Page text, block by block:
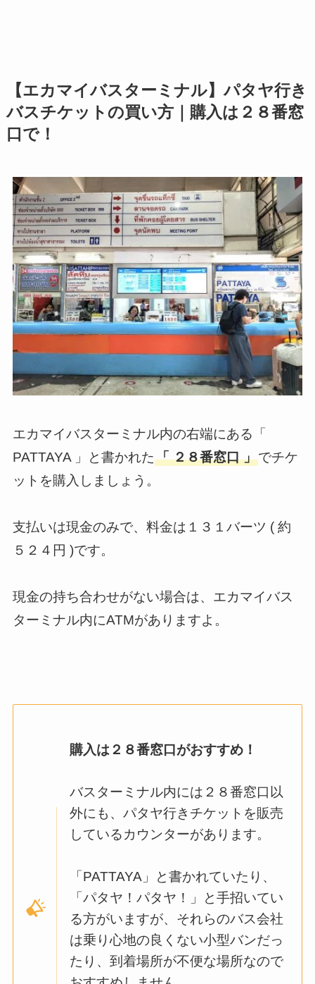
【エカマイバスターミナル】パタヤ行き
バスチケットの買い方｜購入は２８番窓
口で！
エカマイバスターミナル内の右端にある「
PATTAYA 」と書かれた「 ２８番窓口 」でチケ
ットを購入しましょう。
支払いは現金のみで、料金は１３１バーツ ( 約
５２４円 )です。
現金の持ち合わせがない場合は、エカマイバス
ターミナル内にATMがありますよ。
購入は２８番窓口がおすすめ！
バスターミナル内には２８番窓口以
外にも、パタヤ行きチケットを販売
しているカウンターがあります。
「PATTAYA」と書かれていたり、
「パタヤ！パタヤ！」と手招いてい
る方がいますが、それらのバス会社
は乗り心地の良くない小型バンだっ
たり、到着場所が不便な場所なので